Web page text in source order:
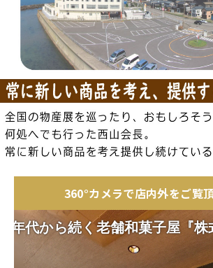
360°カメラで店内外をご覧